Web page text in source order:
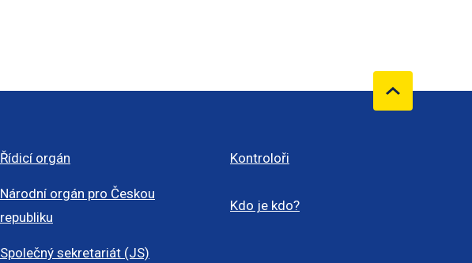
Řídicí orgán
Národní orgán pro Českou
republiku
Společný sekretariát (JS)
Kontroloři
Kdo je kdo?